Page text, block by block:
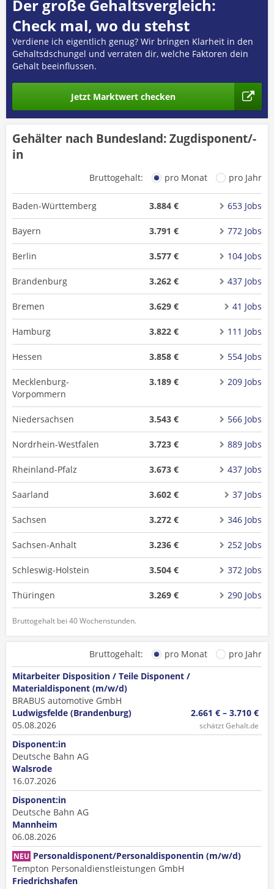
Der große Gehaltsvergleich:
Check mal, wo du stehst
Verdiene ich eigentlich genug? Wir bringen Klarheit in den
Gehaltsdschungel und verraten dir, welche Faktoren dein
Gehalt beeinflussen.
Jetzt Marktwert checken
Gehälter nach Bundesland: Zugdisponent/-
in
Bruttogehalt: pro Monat pro Jahr
Baden-Württemberg 3.884 € 653 Jobs
Bayern 3.791 € 772 Jobs
Berlin 3.577 € 104 Jobs
Brandenburg 3.262 € 437 Jobs
Bremen 3.629 € 41 Jobs
Hamburg 3.822 € 111 Jobs
Hessen 3.858 € 554 Jobs
Mecklenburg-
Vorpommern
3.189 € 209 Jobs
Niedersachsen 3.543 € 566 Jobs
Nordrhein-Westfalen 3.723 € 889 Jobs
Rheinland-Pfalz 3.673 € 437 Jobs
Saarland 3.602 € 37 Jobs
Sachsen 3.272 € 346 Jobs
Sachsen-Anhalt 3.236 € 252 Jobs
Schleswig-Holstein 3.504 € 372 Jobs
Thüringen 3.269 € 290 Jobs
Bruttogehalt bei 40 Wochenstunden.
Bruttogehalt: pro Monat
pro Jahr
Mitarbeiter Disposition / Teile Disponent /
Materialdisponent (m/w/d)
BRABUS automotive GmbH
Ludwigsfelde (Brandenburg)
05.08.2026
2.661 € – 3.710 €
schätzt Gehalt.de
Disponent:in
Deutsche Bahn AG
Walsrode
16.07.2026
Disponent:in
Deutsche Bahn AG
Mannheim
06.08.2026
NEU Personaldisponent/Personaldisponentin (m/w/d)
Tempton Personaldienstleistungen GmbH
Friedrichshafen